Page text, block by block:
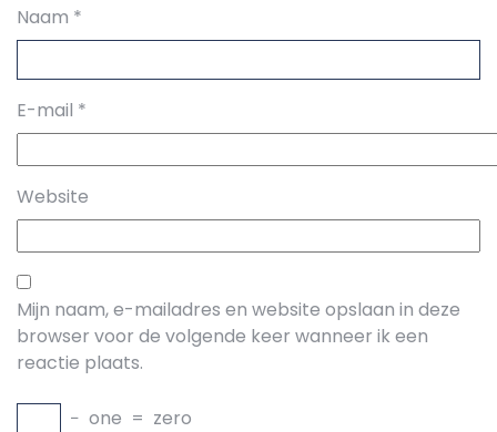
Naam *
E-mail *
Website
Mijn naam, e-mailadres en website opslaan in deze
browser voor de volgende keer wanneer ik een
reactie plaats.
− one = zero